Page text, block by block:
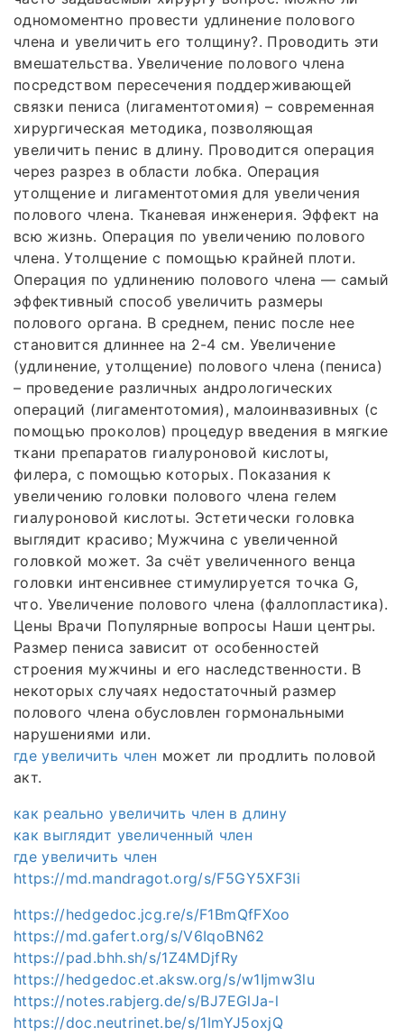
одномоментно провести удлинение полового
члена и увеличить его толщину?. Проводить эти
вмешательства. Увеличение полового члена
посредством пересечения поддерживающей
связки пениса (лигаментотомия) – современная
хирургическая методика, позволяющая
увеличить пенис в длину. Проводится операция
через разрез в области лобка. Операция
утолщение и лигаментотомия для увеличения
полового члена. Тканевая инженерия. Эффект на
всю жизнь. Операция по увеличению полового
члена. Утолщение с помощью крайней плоти.
Операция по удлинению полового члена — самый
эффективный способ увеличить размеры
полового органа. В среднем, пенис после нее
становится длиннее на 2-4 см. Увеличение
(удлинение, утолщение) полового члена (пениса)
– проведение различных андрологических
операций (лигаментотомия), малоинвазивных (с
помощью проколов) процедур введения в мягкие
ткани препаратов гиалуроновой кислоты,
филера, с помощью которых. Показания к
увеличению головки полового члена гелем
гиалуроновой кислоты. Эстетически головка
выглядит красиво; Мужчина с увеличенной
головкой может. За счёт увеличенного венца
головки интенсивнее стимулируется точка G,
что. Увеличение полового члена (фаллопластика).
Цены Врачи Популярные вопросы Наши центры.
Размер пениса зависит от особенностей
строения мужчины и его наследственности. В
некоторых случаях недостаточный размер
полового члена обусловлен гормональными
нарушениями или.
где увеличить член может ли продлить половой
акт.
как реально увеличить член в длину
как выглядит увеличенный член
где увеличить член
https://md.mandragot.org/s/F5GY5XF3Ii
https://hedgedoc.jcg.re/s/F1BmQfFXoo
https://md.gafert.org/s/V6IqoBN62
https://pad.bhh.sh/s/1Z4MDjfRy
https://hedgedoc.et.aksw.org/s/w1Ijmw3lu
https://notes.rabjerg.de/s/BJ7EGlJa-l
https://doc.neutrinet.be/s/1ImYJ5oxjQ